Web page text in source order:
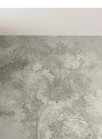
1990.001194.00